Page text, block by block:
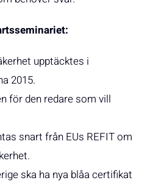
upptäcktes i
2015.
för den redare som vill
snart från EUs REFIT om
ska ha nya blåa certifikat